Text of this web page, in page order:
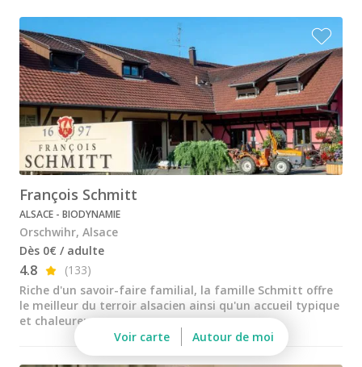
Dopff au Moulin
Famille Hugel
Cadeau dégustation vin Alsace
Carte Cadeau
Cours d'oenologie Alsace
Cours d'oenologie Colmar
Cours d'oenologie Strasbourg
Tous les cours d'oenologie
Visite cave & dégustation vin Alsace
Visite cave & dégustation vin Beaujolais
Visite chateau & dégustation vin Bordeaux
Visite cave & dégustation vin Bourgogne
François Schmitt
ALSACE - BIODYNAMIE
Orschwihr, Alsace
Dès 0€ / adulte
4.8
(133)
Riche d'un savoir-faire familial, la famille Schmitt offre
le meilleur du terroir alsacien ainsi qu'un accueil typique
et chaleureux.
Voir carte
Autour de moi